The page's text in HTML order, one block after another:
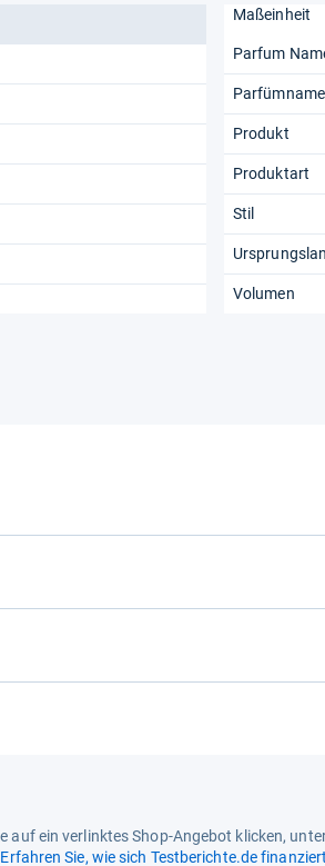
Maßeinheit
Parfum
Parfümname
Produkt
Produktart
Stil
Volumen
auf ein verlinktes Shop-Angebot klicken,
Erfahren Sie, wie sich Testberichte.de finanziert